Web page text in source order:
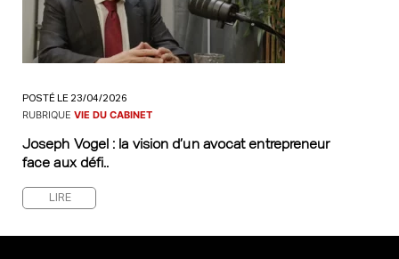
POSTÉ LE 23/04/2026
RUBRIQUE VIE DU CABINET
Joseph Vogel : la vision d’un avocat entrepreneur
face aux défi..
LIRE